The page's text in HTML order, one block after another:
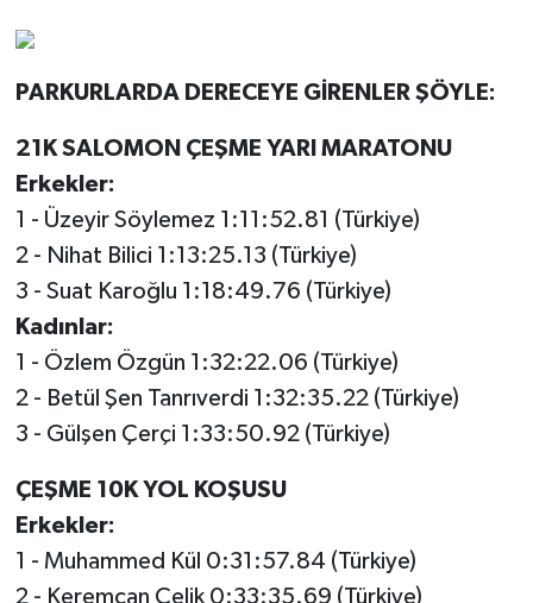
PARKURLARDA DERECEYE GİRENLER ŞÖYLE:
21K SALOMON ÇEŞME YARI MARATONU
Erkekler:
1 - Üzeyir Söylemez 1:11:52.81 (Türkiye)
2 - Nihat Bilici 1:13:25.13 (Türkiye)
3 - Suat Karoğlu 1:18:49.76 (Türkiye)
Kadınlar:
1 - Özlem Özgün 1:32:22.06 (Türkiye)
2 - Betül Şen Tanrıverdi 1:32:35.22 (Türkiye)
3 - Gülşen Çerçi 1:33:50.92 (Türkiye)
ÇEŞME 10K YOL KOŞUSU
Erkekler:
1 - Muhammed Kül 0:31:57.84 (Türkiye)
2 - Keremcan Çelik 0:33:35.69 (Türkiye)